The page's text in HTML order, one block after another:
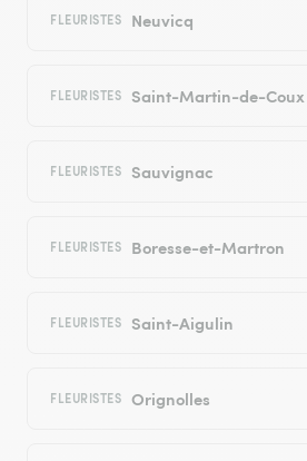
FLEURISTES Neuvicq
FLEURISTES Saint-Martin-de-Coux
FLEURISTES Sauvignac
FLEURISTES Boresse-et-Martron
FLEURISTES Saint-Aigulin
FLEURISTES Orignolles